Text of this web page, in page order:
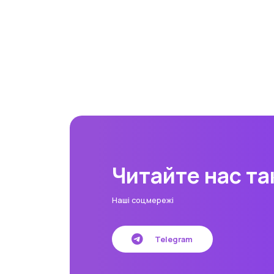
Читайте нас
Наші соцмережі
Telegram